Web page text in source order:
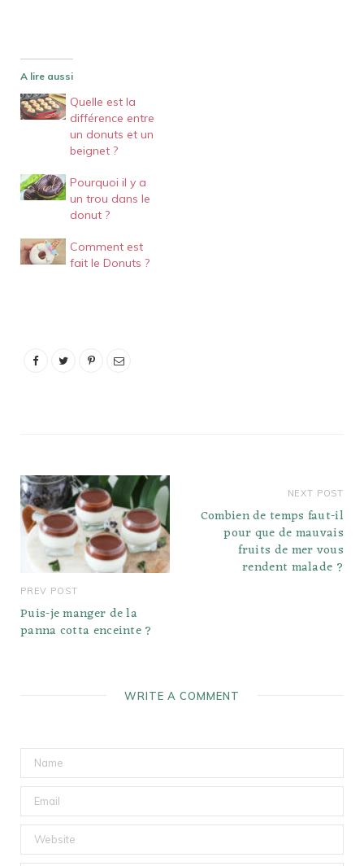
A lire aussi
Quelle est la
différence entre
un donuts et un
beignet ?
Pourquoi il y a
un trou dans le
donut ?
Comment est
fait le Donuts ?
PREV POST
Puis-je manger de la
panna cotta enceinte ?
NEXT POST
Combien de temps faut-il
pour que de mauvais
fruits de mer vous
rendent malade ?
WRITE A COMMENT